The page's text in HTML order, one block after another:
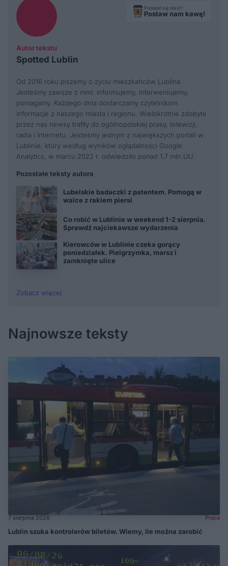
Autor tekstu
Spotted Lublin
Podobał się tekst?
Postaw nam kawę!
Od 2016 roku piszemy o życiu mieszkańców Lublina.
Jesteśmy zawsze z nimi: informujemy, interweniujemy,
pomagamy. Każdego dnia dostarczamy czytelnikom
informacje z naszego miasta i regionu. Wielokrotnie zdobyte
przez nas newsy trafiły do ogólnopolskiej prasy, telewizji,
radia i Internetu. Jesteśmy jednym z największych portali w
Lublinie, który według wyników oglądalności Google
Analytics, w marcu 2022 r. odwiedziło ponad 1,7 mln UU.
Pozostałe teksty autora
Lubelskie badaczki z patentem. Pomogą w
walce z rakiem piersi
Co robić w Lublinie w weekend 1-2 sierpnia.
Sprawdź najciekawsze wydarzenia
Kierowców w Lublinie czeka gorący
poniedziałek. Pielgrzymka, marsz i
zamknięte ulice
Zobacz więcej
Najnowsze teksty
7 sierpnia 2026 Praca
Lublin szuka kontrolerów biletów. Wiemy, ile można zarobić